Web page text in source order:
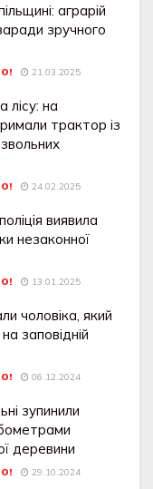
аграрій
зручного
21.03.2025
лісу: на
трактор із
24.02.2025
виявила
незаконної
13.01.2025
чоловіка, який
заповідній
06.12.2024
зупинили
деревини
29.10.2024